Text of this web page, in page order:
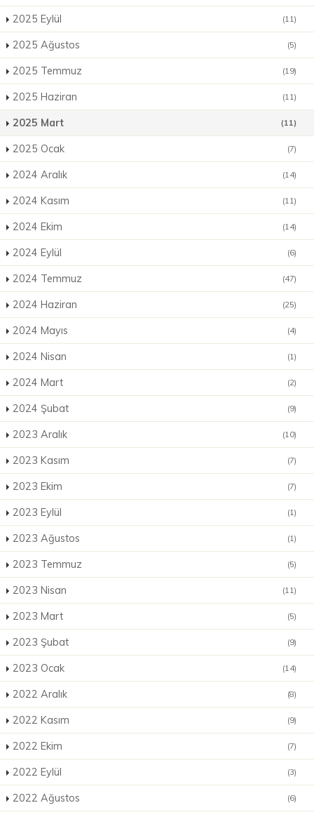
2025 Eylül (11)
2025 Ağustos (5)
2025 Temmuz (19)
2025 Haziran (11)
2025 Mart (11)
2025 Ocak (7)
2024 Aralık (14)
2024 Kasım (11)
2024 Ekim (14)
2024 Eylül (6)
2024 Temmuz (47)
2024 Haziran (25)
2024 Mayıs (4)
2024 Nisan (1)
2024 Mart (2)
2024 Şubat (9)
2023 Aralık (10)
2023 Kasım (7)
2023 Ekim (7)
2023 Eylül (1)
2023 Ağustos (1)
2023 Temmuz (5)
2023 Nisan (11)
2023 Mart (5)
2023 Şubat (9)
2023 Ocak (14)
2022 Aralık (8)
2022 Kasım (9)
2022 Ekim (7)
2022 Eylül (3)
2022 Ağustos (6)